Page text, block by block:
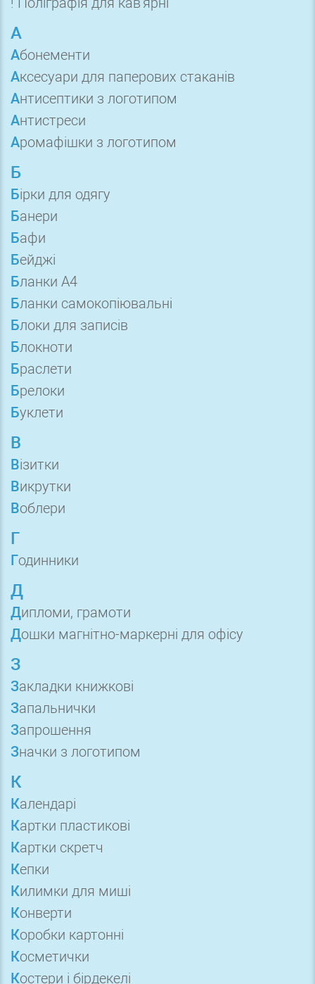
А
Абонементи
Аксесуари для паперових стаканів
Антисептики з логотипом
Антистреси
Аромафішки з логотипом
Б
Бірки для одягу
Банери
Бафи
Бейджі
Бланки А4
Бланки самокопіювальні
Блоки для записів
Блокноти
Браслети
Брелоки
Буклети
В
Візитки
Викрутки
Воблери
Г
Годинники
Д
Дипломи, грамоти
Дошки магнітно-маркерні для офісу
З
Закладки книжкові
Запальнички
Запрошення
Значки з логотипом
К
Календарі
Картки пластикові
Картки скретч
Кепки
Килимки для миші
Конверти
Коробки картонні
Косметички
Костери і бірдекелі